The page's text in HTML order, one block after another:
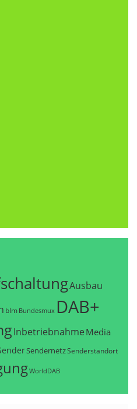
Ausbau
blm Bundesmux DAB+
Inbetriebnahme Media
SendernetzSenderstandort
WorldDAB